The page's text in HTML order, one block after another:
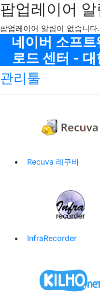
팝업레이어 알
팝업레이어 알림이 없습니다.
메뉴
네이버 소프
로드 센터 - 대
관리툴
Recuva 레쿠바
InfraRecorder